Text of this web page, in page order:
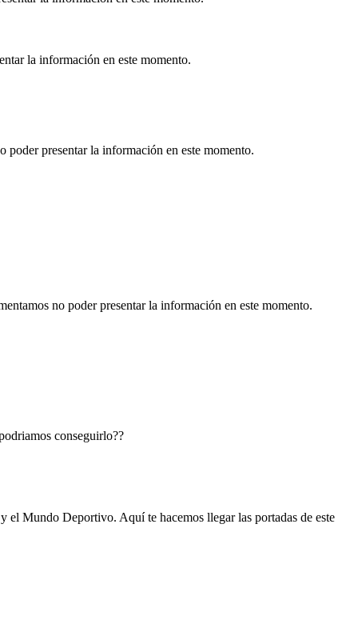
la información en este momento.
poder presentar la información en este momento.
no poder presentar la información en este momento.
conseguirlo??
el Mundo Deportivo. Aquí te hacemos llegar las portadas de este